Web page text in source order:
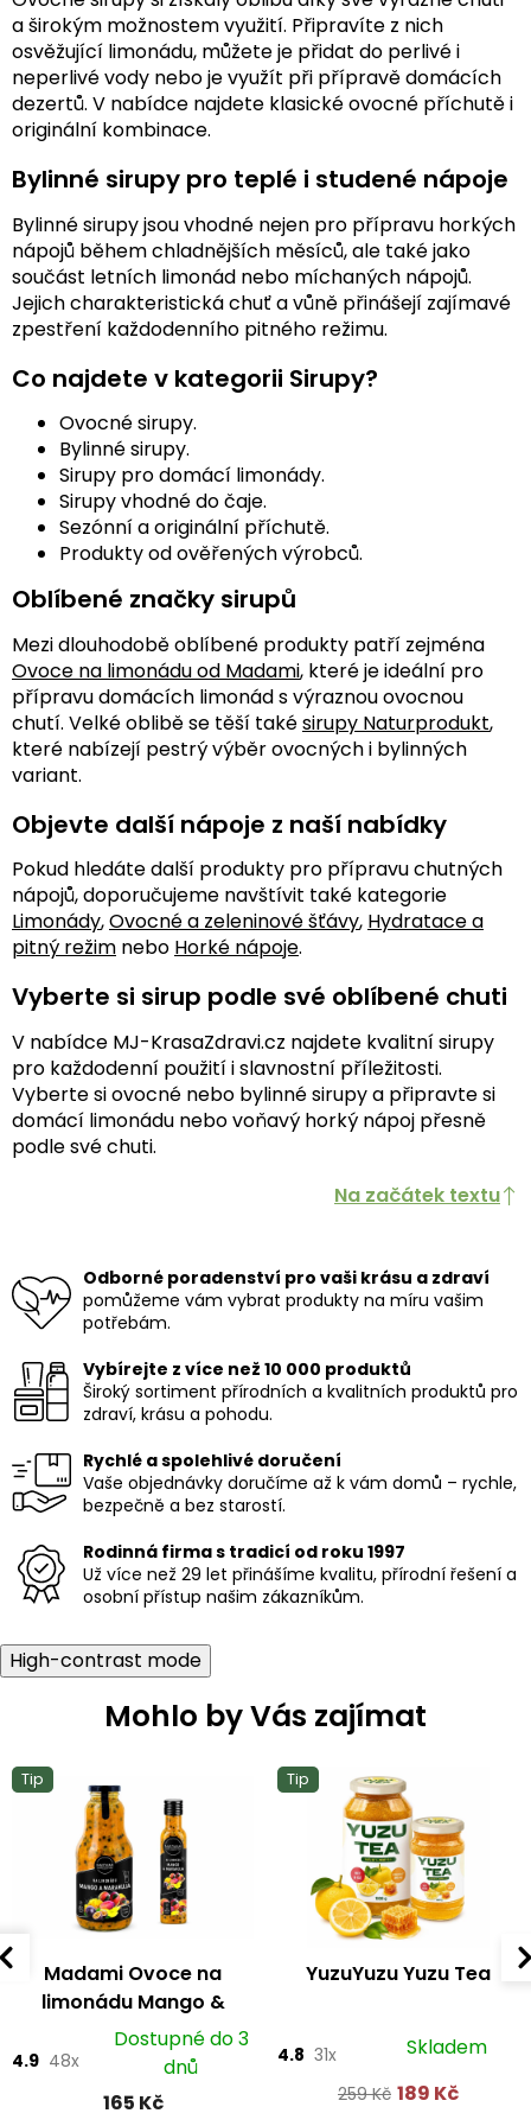
a širokým možnostem využití. Připravíte z nich
osvěžující limonádu, můžete je přidat do perlivé i
neperlivé vody nebo je využít při přípravě domácích
dezertů. V nabídce najdete klasické ovocné příchutě i
originální kombinace.
Bylinné sirupy pro teplé i studené nápoje
Bylinné sirupy jsou vhodné nejen pro přípravu horkých
nápojů během chladnějších měsíců, ale také jako
součást letních limonád nebo míchaných nápojů.
Jejich charakteristická chuť a vůně přinášejí zajímavé
zpestření každodenního pitného režimu.
Co najdete v kategorii Sirupy?
Ovocné sirupy.
Bylinné sirupy.
Sirupy pro domácí limonády.
Sirupy vhodné do čaje.
Sezónní a originální příchutě.
Produkty od ověřených výrobců.
Oblíbené značky sirupů
Mezi dlouhodobě oblíbené produkty patří zejména
Ovoce na limonádu od Madami, které je ideální pro
přípravu domácích limonád s výraznou ovocnou
chutí. Velké oblibě se těší takésirupy Naturprodukt,
které nabízejí pestrý výběr ovocných i bylinných
variant.
Objevte další nápoje z naší nabídky
Pokud hledáte další produkty pro přípravu chutných
nápojů, doporučujeme navštívit také kategorie
Limonády,Ovocné a zeleninové šťávy, Hydratace a
pitný režim nebo Horké nápoje.
Vyberte si sirup podle své oblíbené chuti
V nabídce MJ-KrasaZdravi.cz najdete kvalitní sirupy
pro každodenní použití i slavnostní příležitosti.
Vyberte si ovocné nebo bylinné sirupy a připravte si
domácí limonádu nebo voňavý horký nápoj přesně
podle své chuti.
Na začátek textu
Odborné poradenství pro vaši krásu a zdraví
pomůžeme vám vybrat produkty na míru vašim
potřebám.
Vybírejte z více než 10 000 produktů
Široký sortiment přírodních a kvalitních produktů pro
zdraví, krásu a pohodu.
Rychlé a spolehlivé doručení
Vaše objednávky doručíme až k vám domů – rychle,
bezpečně a bez starostí.
Rodinná firma s tradicí od roku 1997
Už více než 29 let přinášíme kvalitu, přírodní řešení a
osobní přístup našim zákazníkům.
High-contrast mode
Mohlo by Vás zajímat
Tip
Madami Ovoce na
limonádu Mango &
marakuja
4.9 48x
Dostupné do 3
dnů
165 Kč
Tip
YuzuYuzu Yuzu Tea
4.8 31x Skladem
259 Kč 189 Kč